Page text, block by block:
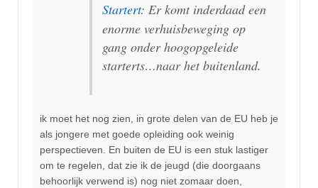
Startert: Er komt inderdaad een
enorme verhuisbeweging op
gang onder hoogopgeleide
starterts…naar het buitenland.
ik moet het nog zien, in grote delen van de EU heb je
als jongere met goede opleiding ook weinig
perspectieven. En buiten de EU is een stuk lastiger
om te regelen, dat zie ik de jeugd (die doorgaans
behoorlijk verwend is) nog niet zomaar doen,